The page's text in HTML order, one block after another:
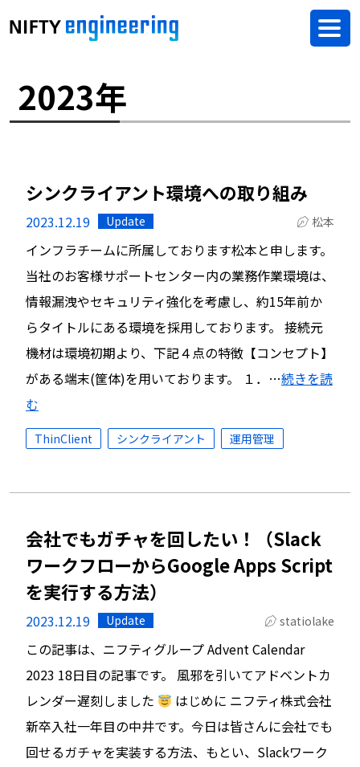
2023年
シンクライアント環境への取り組み
2023.12.19 Update 松本
インフラチームに所属しております松本と申します。
当社のお客様サポートセンター内の業務作業環境は、
情報漏洩やセキュリティ強化を考慮し、約15年前か
らタイトルにある環境を採用しております。 接続元
機材は環境初期より、下記４点の特徴【コンセプト】
がある端末(筐体)を用いております。 １．…続きを読
む
ThinClient シンクライアント 運用管理
会社でもガチャを回したい！（Slack
ワークフローからGoogle Apps Script
を実行する方法）
2023.12.19 Update statiolake
この記事は、ニフティグループ Advent Calendar
2023 18日目の記事です。 風邪を引いてアドベントカ
レンダー遅刻しました
はじめに ニフティ株式会社
新卒入社一年目の中井です。今日は皆さんに会社でも
回せるガチャを実装する方法、もとい、Slackワーク